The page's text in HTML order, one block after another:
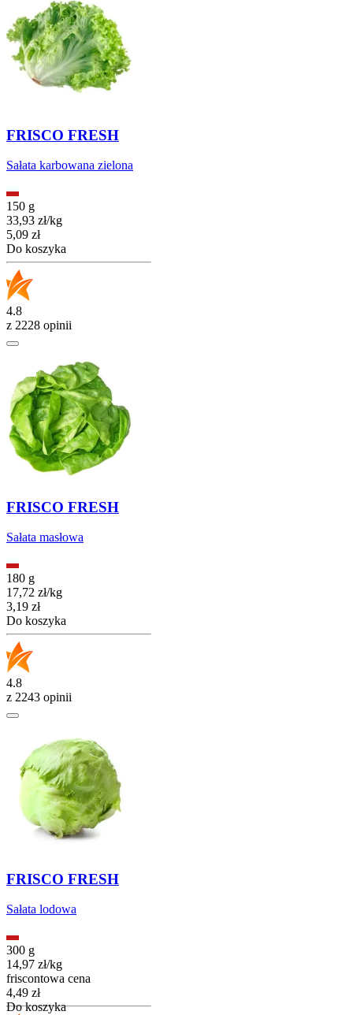
FRISCO FRESH
Sałata karbowana zielona
150 g
33,93 zł/kg
Cena
5,09 zł
Do koszyka
4.8
z 2228 opinii
FRISCO FRESH
Sałata masłowa
180 g
17,72 zł/kg
Cena
3,19 zł
Do koszyka
4.8
z 2243 opinii
FRISCO FRESH
Sałata lodowa
300 g
14,97 zł/kg
friscontowa cena
Cena
4,49 zł
Do koszyka